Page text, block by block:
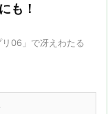
も！
06」で冴えわたる